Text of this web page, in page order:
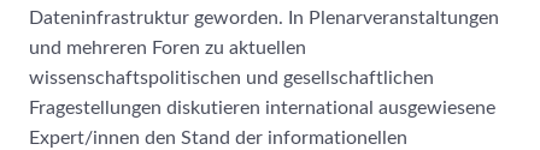
Dateninfrastruktur geworden. In Plenarveranstaltungen
und mehreren Foren zu aktuellen
wissenschaftspolitischen und gesellschaftlichen
Fragestellungen diskutieren international ausgewiesene
Expert/innen den Stand der informationellen